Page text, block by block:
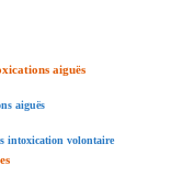
aiguës
aiguës
intoxication volontaire